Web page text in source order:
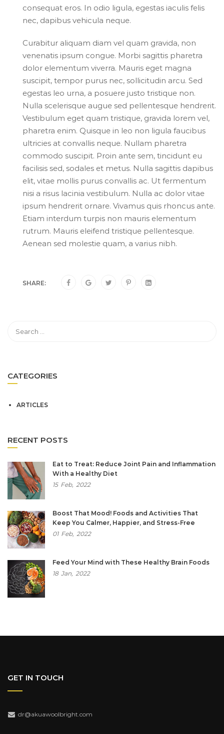
consequat eros. In odio ligula, egestas iaculis felis
nec, dapibus vehicula neque.
Curabitur aliquam diam vel quam gravida, non
venenatis ipsum congue. Morbi sagittis pharetra
dolor elementum viverra. Mauris eget magna
suscipit, tempor purus nec, sollicitudin arcu. Sed
egestas leo urna, a posuere justo tristique non.
Nulla scelerisque augue sed pellentesque hendrerit.
Vestibulum eget quam tristique, gravida lorem vel,
pharetra enim. Quisque in leo non ligula faucibus
ultricies at convallis neque. Nullam pharetra
commodo suscipit. Proin ante sem, tincidunt eu
facilisis sed, sodales et metus. Nulla sagittis dapibus
elit, vitae mollis purus convallis ac. Ut fermentum
nisi a risus lacinia vestibulum. Nulla ac dolor vitae
ipsum hendrerit ornare. Vivamus quis rhoncus ante.
Etiam interdum turpis non mauris elementum
rutrum. Mauris eleifend tristique pellentesque.
Aenean sed molestie quam, a varius nibh.
SHARE:
CATEGORIES
ARTICLES
RECENT POSTS
Eat to Treat: Reduce Joint Pain and Inflammation
With a Healthy Diet
15 Feb, 2022
Boost That Mood! Foods and Activities That
Keep You Calmer, Happier, and Stress-Free
01 Feb, 2022
Feed Your Mind with These Healthy Brain Foods
18 Jan, 2022
GET IN TOUCH
dr@akuawoolbright.com